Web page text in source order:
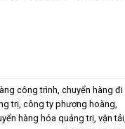
công trình, chuyển hàng đi
trị, công ty phượng hoàng,
hàng hóa quảng trị, vận tải,